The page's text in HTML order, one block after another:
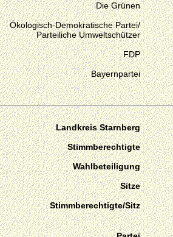
Die Grünen
Ökologisch-Demokratische Partei/
Parteiliche Umweltschützer
FDP
Bayernpartei
Landkreis Starnberg
Stimmberechtigte
Wahlbeteiligung
Sitze
Stimmberechtigte/Sitz